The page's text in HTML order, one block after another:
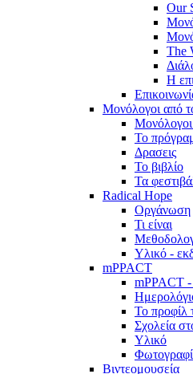
Our
The
Η
Μονόλογοι από
Μονόλογοι
Το
Δρασεις
Το βιβλίο
Τα
Radical Hope
Οργάνωση
Τι είναι
Υλικό -
mPPACT
mPPACT -
Το προφίλ
Σχολεία
Υλικό
Βιντεομουσεία